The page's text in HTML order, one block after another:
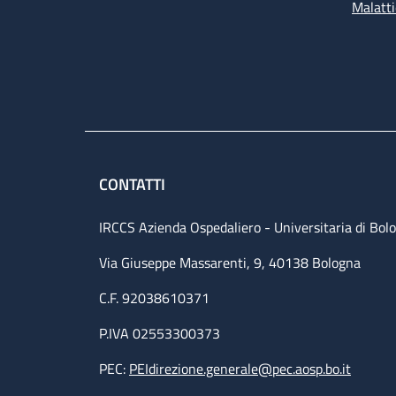
CONTATTI
IRCCS Azienda Ospedaliero - Universitaria di
Via Giuseppe Massarenti, 9, 40138 Bologna
C.F. 92038610371
P.IVA 02553300373
PEC: PEIdirezione.generale@pec.aosp.bo.it